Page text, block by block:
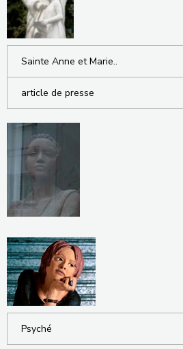
Sainte Anne et Marie..
article de presse
Psyché